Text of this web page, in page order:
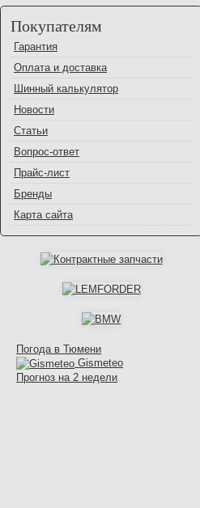
Покупателям
Гарантия
Оплата и доставка
Шинный калькулятор
Новости
Статьи
Вопрос-ответ
Прайс-лист
Бренды
Карта сайта
Погода в Тюмени
Gismeteo
Прогноз на 2 недели